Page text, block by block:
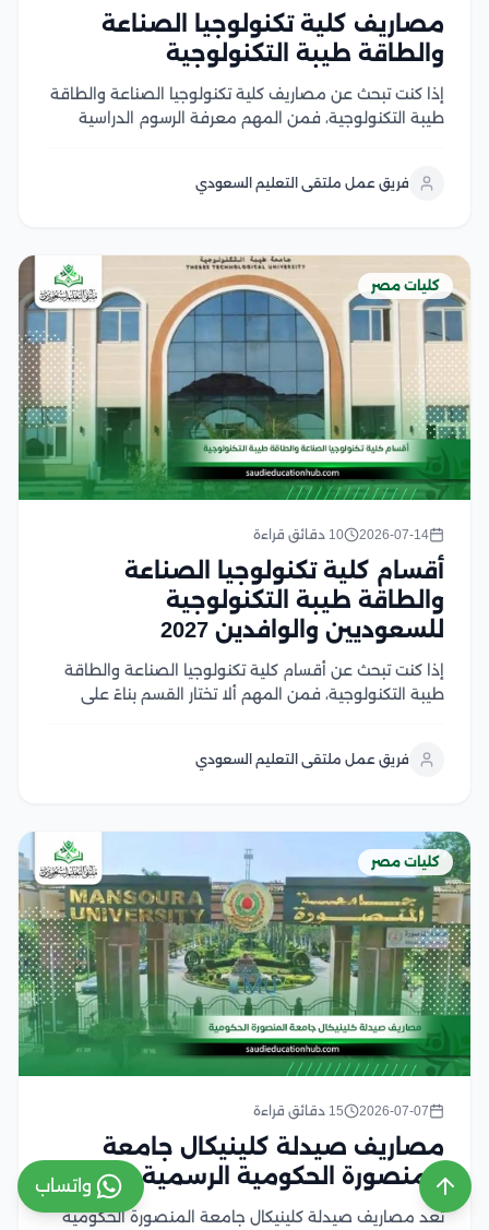
مصاريف كلية تكنولوجيا الصناعة
والطاقة طيبة التكنولوجية
إذا كنت تبحث عن مصاريف كلية تكنولوجيا الصناعة والطاقة
طيبة التكنولوجية، فمن المهم معرفة الرسوم الدراسية
العملي والتطبيق الصناعي إلى جانب الدراسة الأكاديمية
فريق عمل ملتقى التعليم السعودي
كليات مصر
2026-07-14 10 دقائق قراءة
أقسام كلية تكنولوجيا الصناعة
والطاقة طيبة التكنولوجية
للسعوديين والوافدين 2027
إذا كنت تبحث عن أقسام كلية تكنولوجيا الصناعة والطاقة
طيبة التكنولوجية، فمن المهم ألا تختار القسم بناءً على
وتتميز الكلية بتقديم برامج تكنولوجية...
فريق عمل ملتقى التعليم السعودي
كليات مصر
2026-07-07 15 دقائق قراءة
مصاريف صيدلة كلينيكال جامعة
المنصورة الحكومية الرسمية 2027
تعد مصاريف صيدلة كلينيكال جامعة المنصورة الحكومية
واتساب